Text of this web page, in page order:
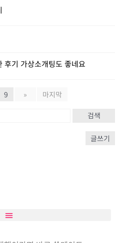
후기 가상소개팅도 좋네요
9 » 마지막
검색
글쓰기